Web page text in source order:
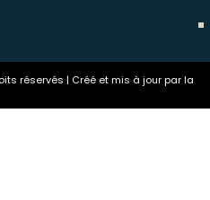
réservés | Créé et mis à jour par la